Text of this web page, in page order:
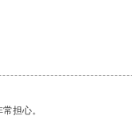
担心。